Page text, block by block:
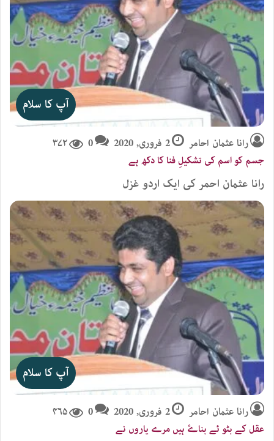
آپ کا سلام
رانا عثمان احامر 2 فروری, 2020 0 ۳۷۲
جسم کو اسم کی تشکیلِ فنا کا دکھ ہے
رانا عثمان احمر کی ایک اردو غزل
آپ کا سلام
رانا عثمان احامر 2 فروری, 2020 0 ۴۶۵
عقل کے بٹو ئے بناۓ ہیں مرے یاروں نے